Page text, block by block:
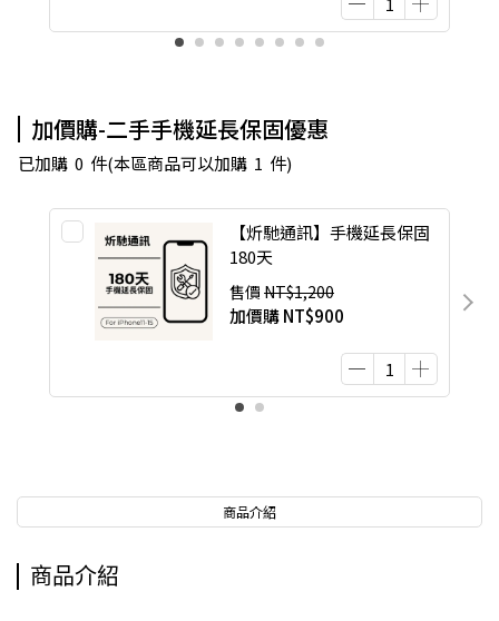
加價購-二手手機延長保固優惠
已加購 0 件(本區商品可以加購 1 件)
【炘馳通訊】手機延長保固
180天
售價 NT$1,200
加價購NT$900
商品介紹
商品介紹